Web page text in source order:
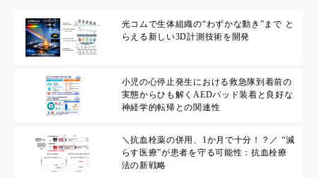
光コムで生体組織の“わずかな動き”まで と
らえる新しい3D計測技術を開発
小児の心停止発生における救急隊到着前の
実態からひも解くAEDパッド装着と良好な
神経学的転帰との関連性
＼抗血栓薬の併用、1か月で十分！？／ “減
らす医療”が患者を守る可能性：抗血栓療
法の新戦略